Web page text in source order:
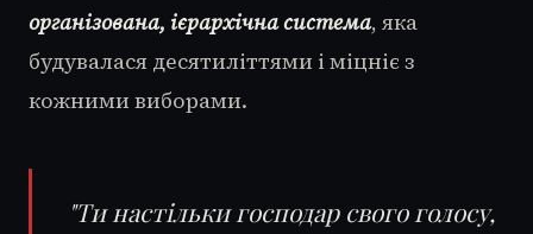
організована, ієрархічна система, яка
будувалася десятиліттями і міцніє з
кожними виборами.
"Ти настільки господар свого голосу,